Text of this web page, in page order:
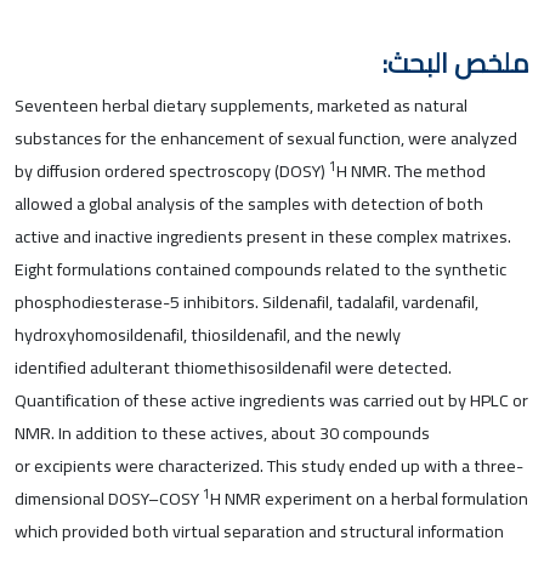
ملخص البحث:
Seventeen herbal dietary supplements, marketed as natural
substances for the enhancement of sexual function, were analyzed
by diffusion ordered spectroscopy (DOSY) 1H NMR. The method
allowed a global analysis of the samples with detection of both
active and inactive ingredients present in these complex matrixes.
Eight formulations contained compounds related to the synthetic
phosphodiesterase-5 inhibitors. Sildenafil, tadalafil, vardenafil,
hydroxyhomosildenafil, thiosildenafil, and the newly
identified adulterant thiomethisosildenafil were detected.
Quantification of these active ingredients was carried out by HPLC or
NMR. In addition to these actives, about 30 compounds
or excipients were characterized. This study ended up with a three-
dimensional DOSY–COSY 1H NMR experiment on a herbal formulation
which provided both virtual separation and structural information